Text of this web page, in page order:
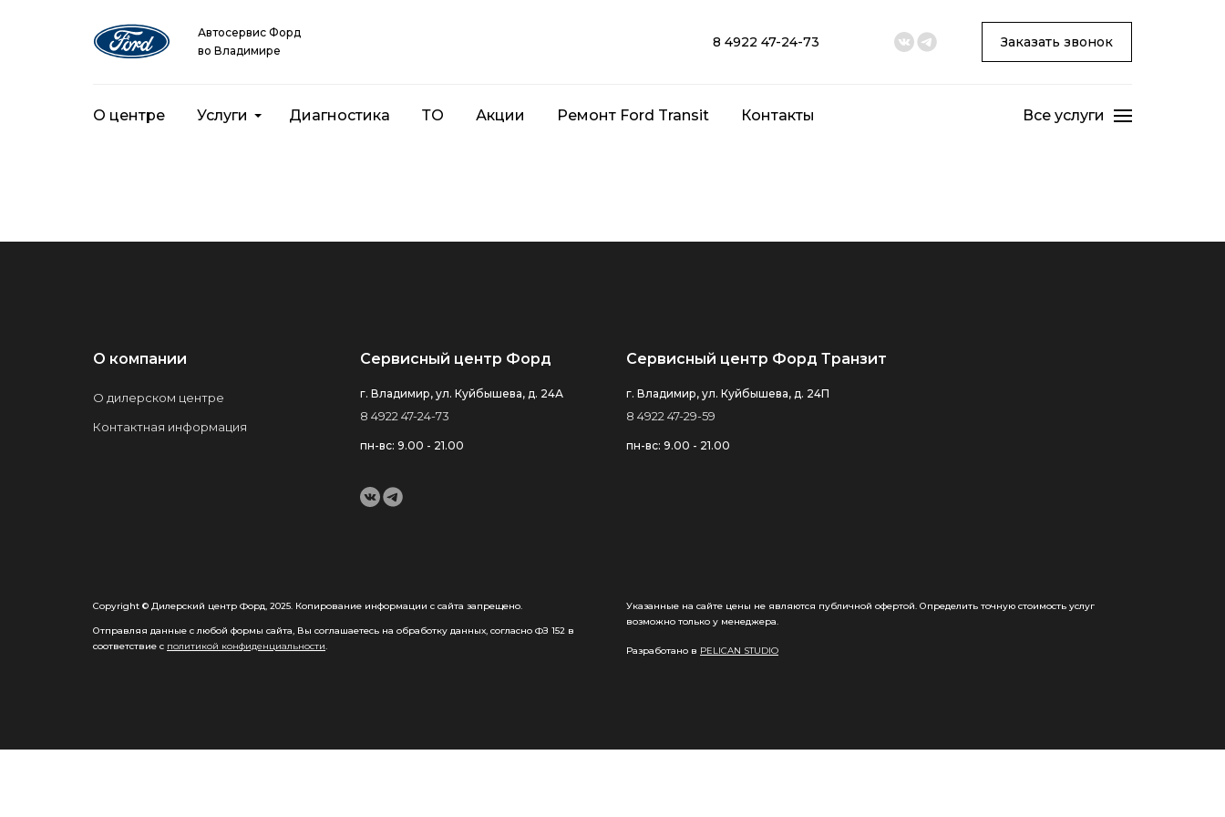
Автосервис Форд
во Владимире
8 4922 47-24-73 Заказать звонок
О центре Услуги Диагностика ТО Акции Ремонт Ford Transit Контакты Все услуги
О компании
О дилерском центре
Контактная информация
Сервисный центр Форд
г. Владимир, ул. Куйбышева, д. 24А
8 4922 47-24-73
пн-вс: 9.00 - 21.00
Сервисный центр Форд Транзит
г. Владимир, ул. Куйбышева, д. 24П
8 4922 47-29-59
пн-вс: 9.00 - 21.00
Copyright © Дилерский центр Форд, 2025. Копирование информации с сайта запрещено.
Отправляя данные с любой формы сайта, Вы соглашаетесь на обработку данных, согласно ФЗ 152 в
соответствие с политикой конфиденциальности.
Указанные на сайте цены не являются публичной офертой. Определить точную стоимость услуг
возможно только у менеджера.
Разработано в PELICAN STUDIO